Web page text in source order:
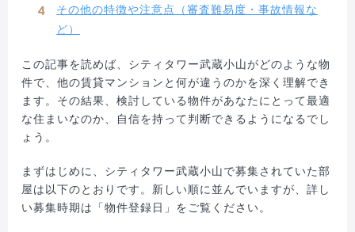
その他の特徴や注意点（審査難易度・事故情報な
ど）
この記事を読めば、シティタワー武蔵小山がどのような物
件で、他の賃貸マンションと何が違うのかを深く理解でき
ます。その結果、検討している物件があなたにとって最適
な住まいなのか、自信を持って判断できるようになるでし
ょう。
まずはじめに、シティタワー武蔵小山で募集されていた部
屋は以下のとおりです。新しい順に並んでいますが、詳し
い募集時期は「物件登録日」をご覧ください。